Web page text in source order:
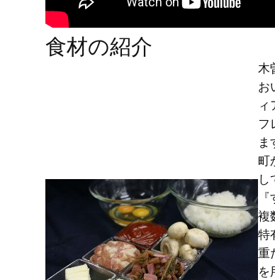
食材の紹介
木
お
ィ
フ
ま
町
し
複
特
重
を